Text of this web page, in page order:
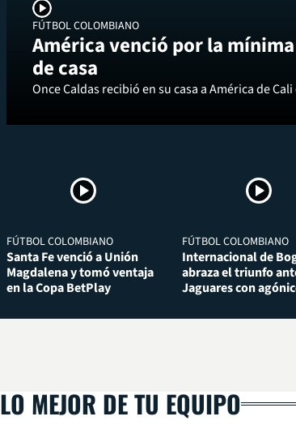
FÚTBOL COLOMBIANO
América venció por la
de casa
Once Caldas recibió en su casa a América de
FÚTBOL COLOMBIANO
Santa Fe venció a Unión
Magdalena y tomó ventaja
en la Copa BetPlay
FÚTBOL COLOMBIANO
Internacional de
abraza el triunfo
Jaguares con
LO MEJOR DE TU EQUIPO